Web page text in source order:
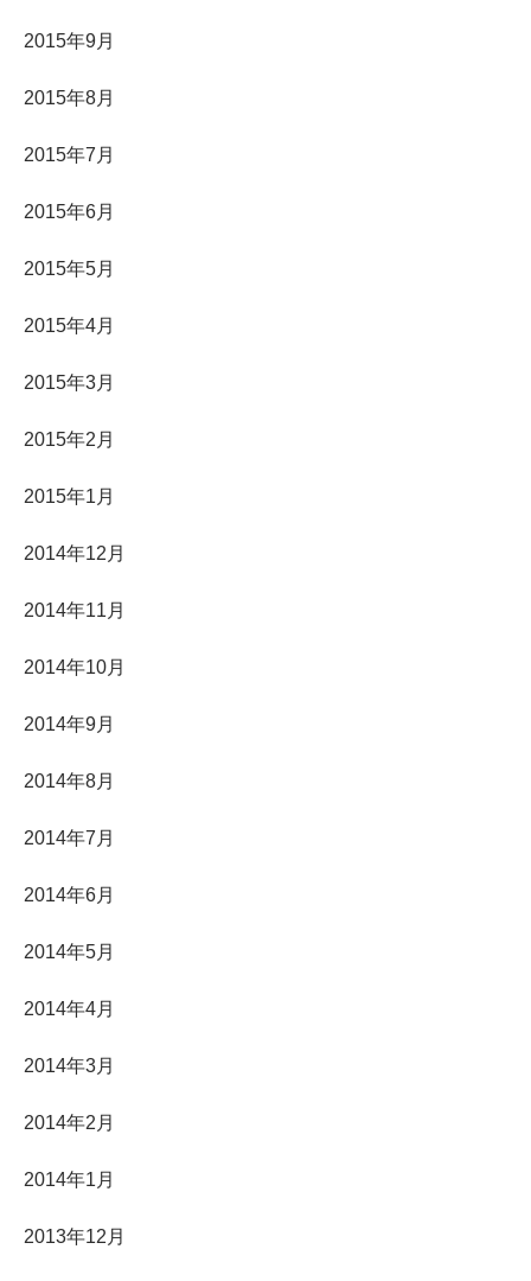
2015年9月
2015年8月
2015年7月
2015年6月
2015年5月
2015年4月
2015年3月
2015年2月
2015年1月
2014年12月
2014年11月
2014年10月
2014年9月
2014年8月
2014年7月
2014年6月
2014年5月
2014年4月
2014年3月
2014年2月
2014年1月
2013年12月